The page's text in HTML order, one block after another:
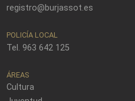
registro@burjassot.es
POLICÍA LOCAL
Tel. 963 642 125
ÁREAS
Cultura